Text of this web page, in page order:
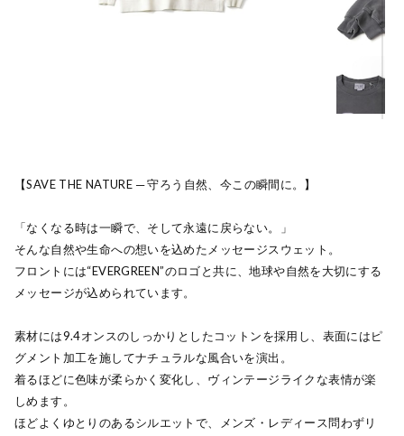
【SAVE THE NATURE ─ 守ろう自然、今この瞬間に。】
「なくなる時は一瞬で、そして永遠に戻らない。」
そんな自然や生命への想いを込めたメッセージスウェット。
フロントには“EVERGREEN”のロゴと共に、地球や自然を大切にする
メッセージが込められています。
素材には9.4オンスのしっかりとしたコットンを採用し、表面にはピ
グメント加工を施してナチュラルな風合いを演出。
着るほどに色味が柔らかく変化し、ヴィンテージライクな表情が楽
しめます。
ほどよくゆとりのあるシルエットで、メンズ・レディース問わずリ